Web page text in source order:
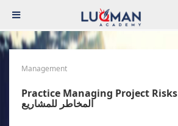
Management
Practice Managing Project Risks تطبيق إدارة
المخاطر للمشاريع